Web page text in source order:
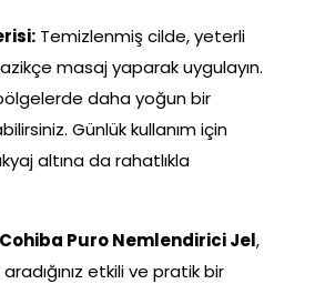
Temizlenmiş cilde, yeterli
masaj yaparak uygulayın.
daha yoğun bir
Günlük kullanım için
altına da rahatlıkla
Cohiba Puro Nemlendirici Jel,
etkili ve pratik bir